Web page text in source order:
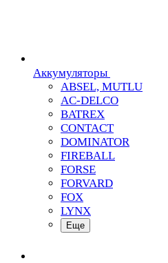
Аккумуляторы
ABSEL, MUTLU
AC-DELCO
BATREX
CONTACT
DOMINATOR
FIREBALL
FORSE
FORVARD
FOX
LYNX
Еще